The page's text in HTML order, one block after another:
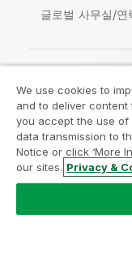
글로벌 사무실/연
법적 계약 제품
Legal Policies
Do Not Share My
Copyright © 1993-
We use cookies to
and to deliver content
you accept the use of
data transmission to
Notice or click ‘More
our sites. Privacy &